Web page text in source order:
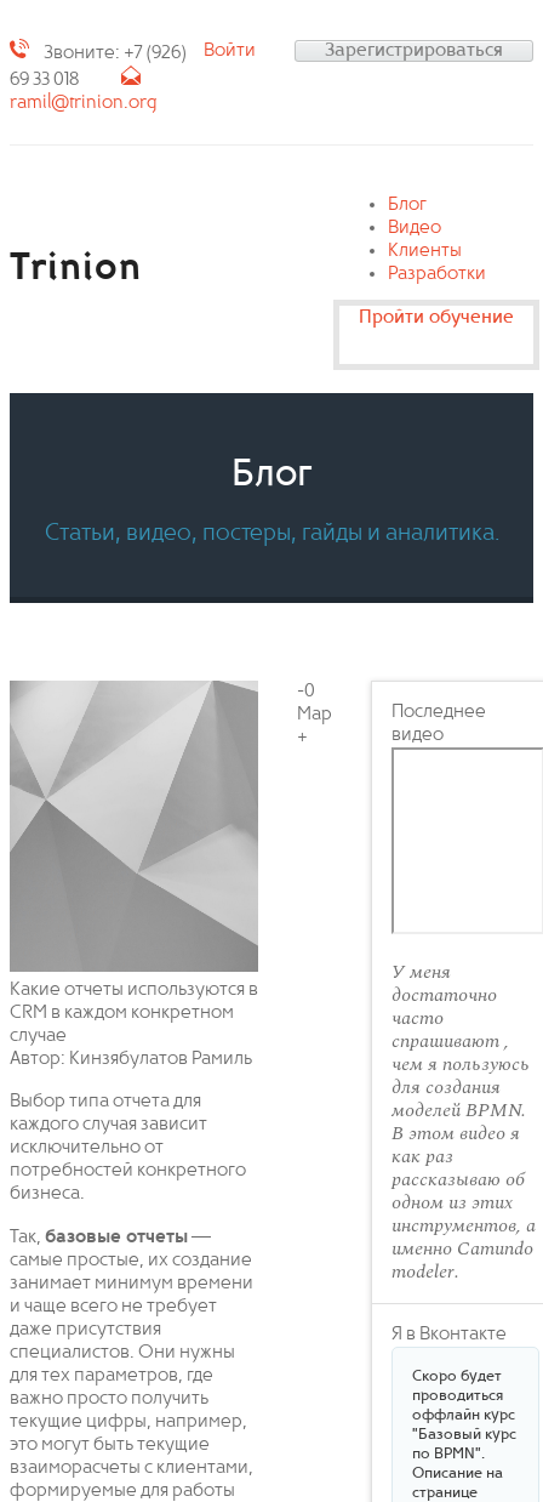
Звоните: +7 (926)
69 33 018
ramil@trinion.org
Войти Зарегистрироваться
Trinion
Блог
Видео
Клиенты
Разработки
Пройти обучение
Блог
Статьи, видео, постеры, гайды и аналитика.
Какие отчеты используются в
CRM в каждом конкретном
случае
Автор: Кинзябулатов Рамиль
Выбор типа отчета для
каждого случая зависит
исключительно от
потребностей конкретного
бизнеса.
Так, базовые отчеты—
самые простые, их создание
занимает минимум времени
и чаще всего не требует
даже присутствия
специалистов. Они нужны
для тех параметров, где
важно просто получить
текущие цифры, например,
это могут быть текущие
взаиморасчеты с клиентами,
формируемые для работы
-0
Мар
+
Последнее
видео
У меня
достаточно
часто
спрашивают ,
чем я пользуюсь
для создания
моделей BPMN.
В этом видео я
как раз
рассказываю об
одном из этих
инструментов, а
именно Camundo
modeler.
Я в Вконтакте
Скоро будет
проводиться
оффлайн курс
"Базовый курс
по BPMN".
Описание на
странице